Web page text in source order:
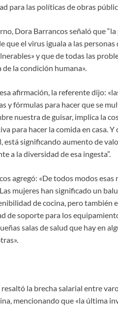
para las políticas de obras
Dora Barrancos señaló que
que el virus iguala a las
y que de todas las
de la condición humana».
afirmación, la referente dijo:
y fórmulas para hacer que se
nuestra de guisar, implica la
para hacer la comida en casa.
está significando aumento de
a la diversidad de esa ingesta”.
agregó: «De todos modos
mujeres han significado un
de cocina, pero también
de soporte para los
salas de salud que hay en
la brecha salarial entre
mencionando que «la última